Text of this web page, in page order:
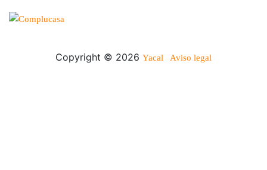
Copyright © 2026 Yacal Aviso legal